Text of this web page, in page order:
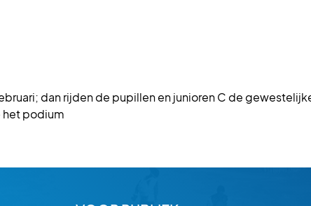
dan rijden de pupillen en junioren C de
het podium